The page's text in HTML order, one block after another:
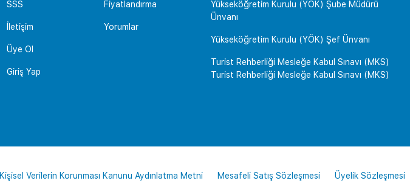
SSS
İletişim
Üye Ol
Giriş Yap
Fiyatlandırma
Yorumlar
Yükseköğretim Kurulu (YÖK) Şube Müdürü
Ünvanı
Yükseköğretim Kurulu (YÖK) Şef Ünvanı
Turist Rehberliği Mesleğe Kabul Sınavı (MKS)
Turist Rehberliği Mesleğe Kabul Sınavı (MKS)
Kişisel Verilerin Korunması Kanunu Aydınlatma Metni Mesafeli Satış Sözleşmesi Üyelik Sözleşmesi